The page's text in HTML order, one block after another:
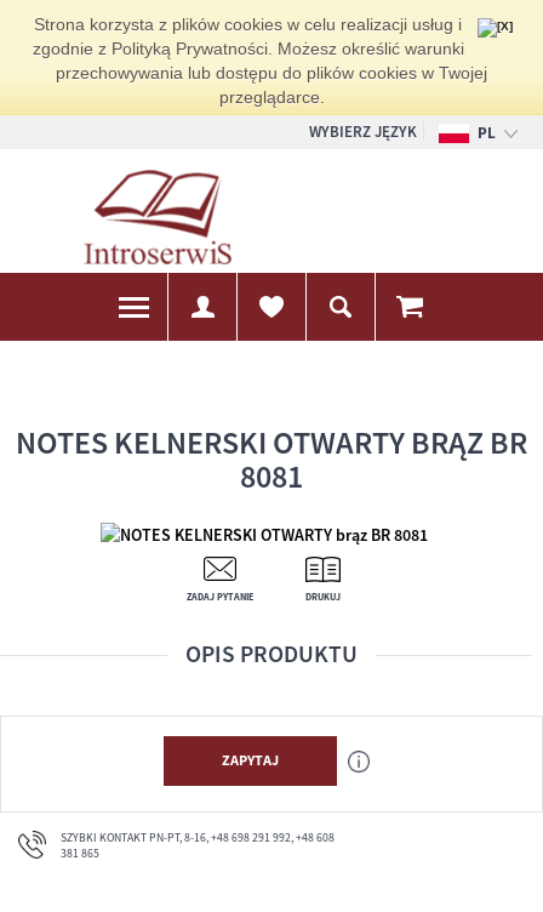
Strona korzysta z plików cookies w celu realizacji usług i
zgodnie z Polityką Prywatności. Możesz określić warunki
przechowywania lub dostępu do plików cookies w Twojej
przeglądarce.
WYBIERZ JĘZYK
PL
NOTES KELNERSKI OTWARTY BRĄZ BR
8081
ZADAJ PYTANIE DRUKUJ
OPIS PRODUKTU
ZAPYTAJ
SZYBKI KONTAKT PN-PT, 8-16, +48 698 291 992, +48 608
381 865